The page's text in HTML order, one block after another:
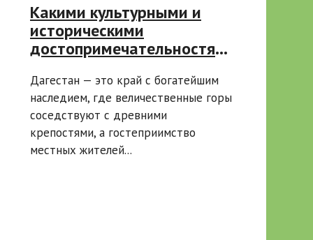
Какими культурными и
историческими
достопримечательностями
Дагестан — это край с богатейшим
наследием, где величественные горы
соседствуют с древними
крепостями, а гостеприимство
местных жителей...